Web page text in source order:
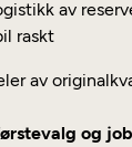
av
raskt
av
og